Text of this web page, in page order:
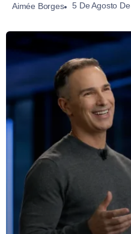
Aimée Borges 5 De Agosto